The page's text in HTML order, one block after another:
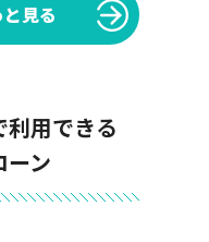
見る
用できる
ーン